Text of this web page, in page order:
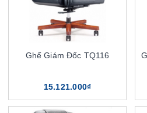
Ghế Giám Đốc TQ116
15.121.000₫